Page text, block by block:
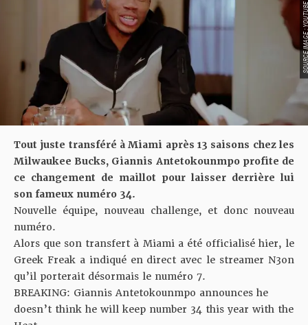
SOURCE
Tout juste transféré à Miami après 13 saisons chez les
Milwaukee Bucks, Giannis Antetokounmpo profite de
ce changement de maillot pour laisser derrière lui
son fameux numéro 34.
Nouvelle équipe, nouveau challenge, et donc nouveau
numéro.
Alors que son transfert à Miami a été officialisé hier, le
Greek Freak a indiqué en direct avec le streamer N3on
qu’il porterait désormais le numéro 7.
BREAKING: Giannis Antetokounmpo announces he
doesn’t think he will keep number 34 this year with the